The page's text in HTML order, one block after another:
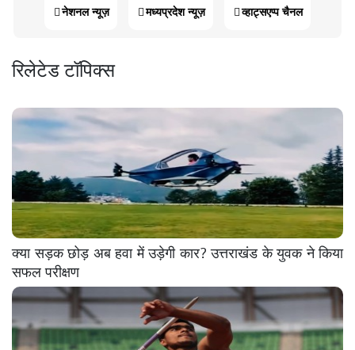
नेशनल न्यूज़ मध्यप्रदेश न्यूज़ व्हाट्सएप्प चैनल
रिलेटेड टॉपिक्स
क्या सड़क छोड़ अब हवा में उड़ेगी कार? उत्तराखंड के युवक ने किया
सफल परीक्षण